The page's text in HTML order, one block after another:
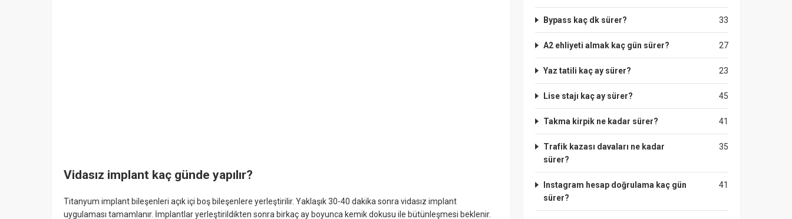
Vidasız implant kaç günde yapılır?
Titanyum implant bileşenleri açık içi boş bileşenlere yerleştirilir. Yaklaşık 30-40 dakika sonra vidasız implant
uygulaması tamamlanır. İmplantlar yerleştirildikten sonra birkaç ay boyunca kemik dokusu ile bütünleşmesi beklenir.
33
Bypass kaç dk sürer?
27
A2 ehliyeti almak kaç gün sürer?
23
Yaz tatili kaç ay sürer?
45
Lise stajı kaç ay sürer?
41
Takma kirpik ne kadar sürer?
35
Trafik kazası davaları ne kadar
sürer?
41
Instagram hesap doğrulama kaç gün
sürer?